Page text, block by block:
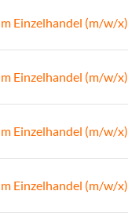
Einzelhandel (m/w/x)
Einzelhandel (m/w/x)
Einzelhandel (m/w/x)
Einzelhandel (m/w/x)